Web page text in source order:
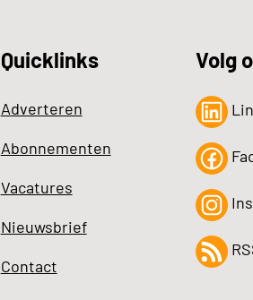
Quicklinks
Adverteren
Abonnementen
Vacatures
Nieuwsbrief
Contact
Volg